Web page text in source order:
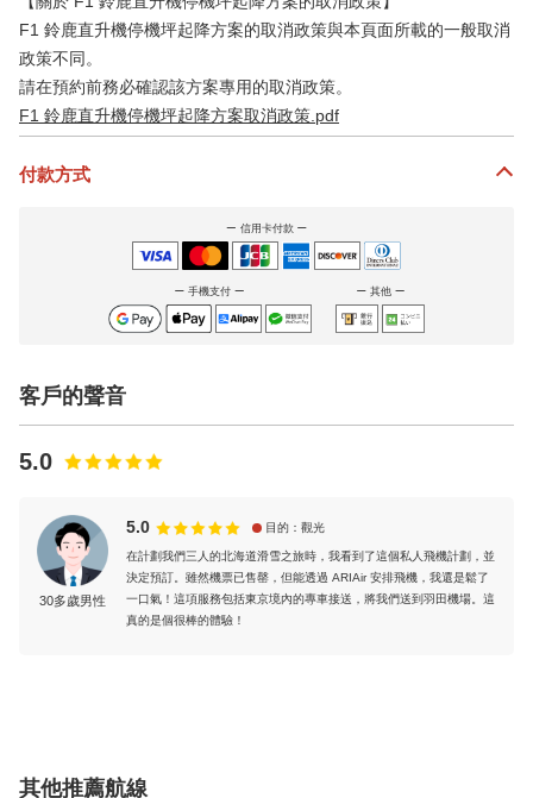
F1 鈴鹿直升機停機坪起降方案的取消政策與本頁面所載的一般取消
政策不同。
請在預約前務必確認該方案專用的取消政策。
F1 鈴鹿直升機停機坪起降方案取消政策.pdf
付款方式
信用卡付款
手機支付 其他
客戶的聲音
5.0
30多歲男性
5.0 目的：觀光
在計劃我們三人的北海道滑雪之旅時，我看到了這個私人飛機計劃，並
決定預訂。雖然機票已售罄，但能透過 ARIAir 安排飛機，我還是鬆了
一口氣！這項服務包括東京境內的專車接送，將我們送到羽田機場。這
真的是個很棒的體驗！
其他推薦航線